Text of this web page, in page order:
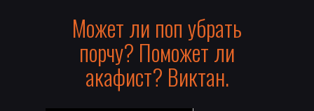
Может ли поп убрать
порчу? Поможет ли
акафист? Виктан.